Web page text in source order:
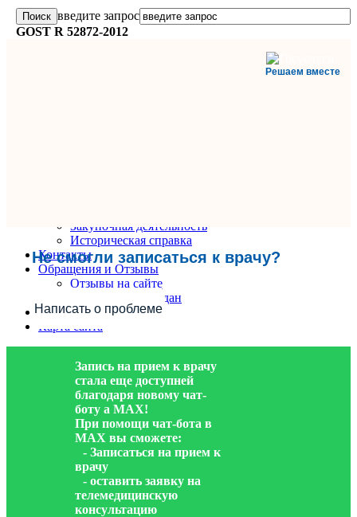
введите запрос
GOST R 52872-2012
Решаем вместе
Не смогли записаться к врачу?
Написать о проблеме
Закупочная деятельность
Историческая справка
Контакты
Обращения и Отзывы
Отзывы на сайте
Обращения граждан
Вопрос-Ответ
Карта сайта
Запись на прием к врачу
стала еще доступней
благодаря новому чат-
боту а МАХ!
При помощи чат-бота в
МАХ вы сможете:
- Записаться на прием к
врачу
- оставить заявку на
телемедицинскую
консультацию